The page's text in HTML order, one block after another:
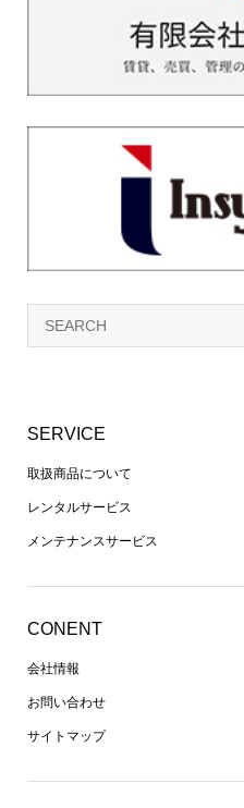
SERVICE
取扱商品について
レンタルサービス
メンテナンスサービス
CONENT
会社情報
お問い合わせ
サイトマップ